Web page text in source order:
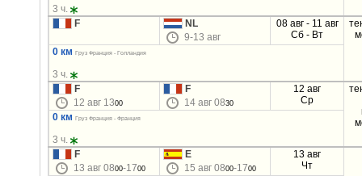
3 ч.
F
NL
9-13 авг
08 авг - 11 авг
Сб - Вт
0 км
Груз Франция - Голландия
3 ч.
F
12 авг 1300
F
14 авг 0830
12 авг
Ср
0 км Груз Франция - Франция
3 ч.
F
13 авг 0800-1700
E
15 авг 0800-1700
13 авг
Чт